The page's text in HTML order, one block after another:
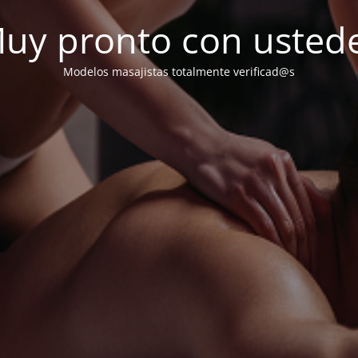
pronto con
Modelos masajistas totalmente verificad@s